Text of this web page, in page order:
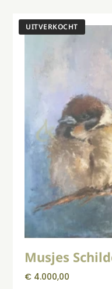
Musjes
€ 4.000,00